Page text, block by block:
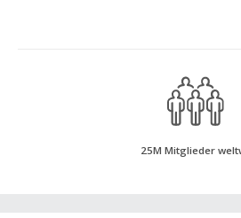
25M Mitglieder